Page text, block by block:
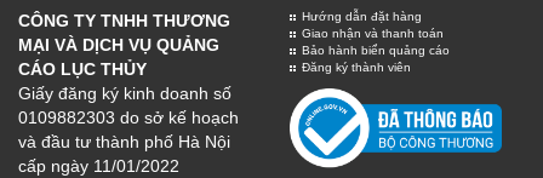
CÔNG TY TNHH THƯƠNG
MẠI VÀ DỊCH VỤ QUẢNG
CÁO LỤC THỦY
Giấy đăng ký kinh doanh số
0109882303 do sở kế hoạch
và đầu tư thành phố Hà Nội
cấp ngày 11/01/2022
Hướng dẫn đặt hàng
Giao nhận và thanh toán
Bảo hành biển quảng cáo
Đăng ký thành viên